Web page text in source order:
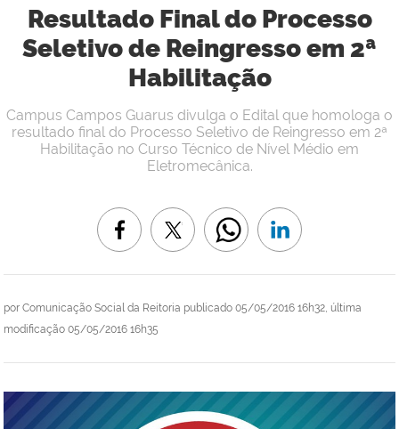
Resultado Final do Processo
Seletivo de Reingresso em 2ª
Habilitação
por Comunicação Social da Reitoria publicado 05/05/2016 16h32, última
modificação 05/05/2016 16h35
Campus Campos Guarus divulga o Edital que homologa o
resultado final do Processo Seletivo de Reingresso em 2ª
Habilitação no Curso Técnico de Nível Médio em
Eletromecânica.